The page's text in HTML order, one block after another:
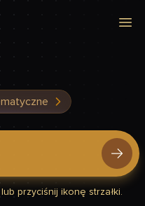
strona jest szybka
przyciśnij ikonę strzałki.